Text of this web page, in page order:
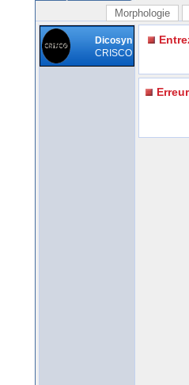
Morphologie
Dicosyn
CRISCO
Erreur